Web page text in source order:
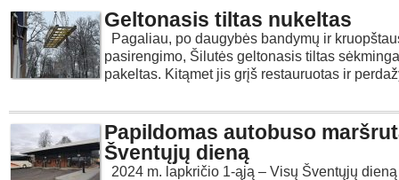
Geltonasis tiltas nukeltas
Pagaliau, po daugybės bandymų ir
pasirengimo, Šilutės geltonasis tiltas
pakeltas. Kitąmet jis grįš restauruotas ir
Papildomas autobuso
Šventųjų dieną
2024 m. lapkričio 1-ąją – Visų Šventųjų